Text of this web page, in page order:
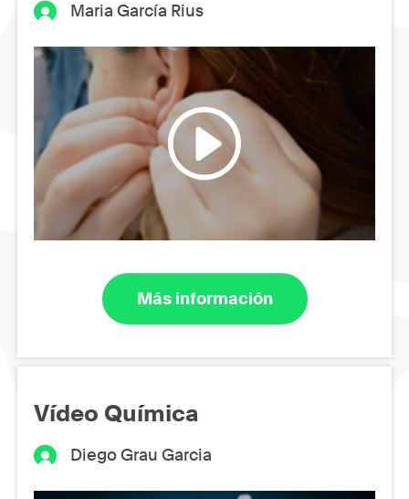
Maria García Rius
Más información
Vídeo Química
Diego Grau Garcia